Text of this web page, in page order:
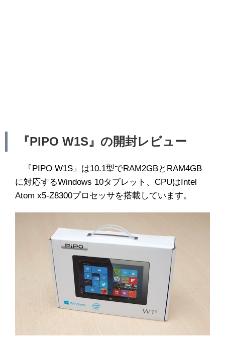
『PIPO W1S』の開封レビュー
『PIPO W1S』は10.1型でRAM2GBとRAM4GB
に対応するWindows 10タブレット、CPUはIntel
Atom x5-Z8300プロセッサを搭載しています。